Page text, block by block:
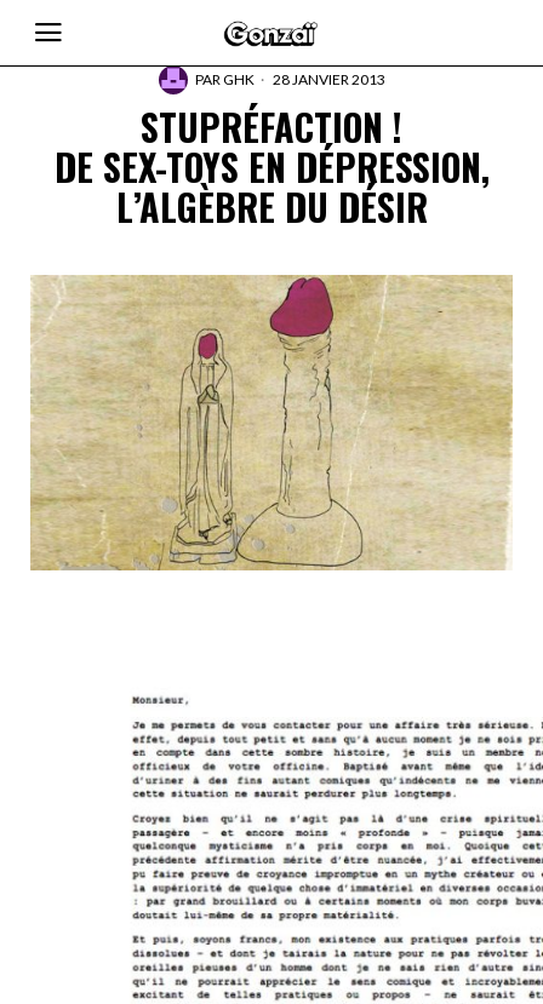
PARGHK 28 JANVIER 2013
STUPRÉFACTION !
DE SEX-TOYS EN DÉPRESSION,
L’ALGÈBRE DU DÉSIR